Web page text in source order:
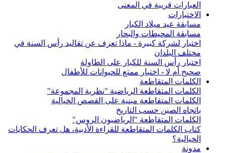
العبارات قريبة في المعنى
الاختبارات
مسابقة عيد ميلاد الكبار
مسابقة المحيطات والبحار
اختبار لشركة كبيرة - ماذا تعرف عن تقاليد رأس السنة في
مختلف البلدان
اختبار رأس السنة للكبار على الطاولة
صحيح أم لا - اختبار ممتع للحيوانات للأطفال
الكلمات المتقاطعة
الكلمات المتقاطعة الرياضية "نظرية المجموعة"
الكلمات المتقاطعة مبنية على القصص الخيالية
باتجاه الصين حسب التاريخ
الكلمات المتقاطعة "الرياضيون الروس"
كتاب الكلمات المتقاطعة للقراءة الأدبية، هل تعرف الحكايات
الخيالية؟
مدونة